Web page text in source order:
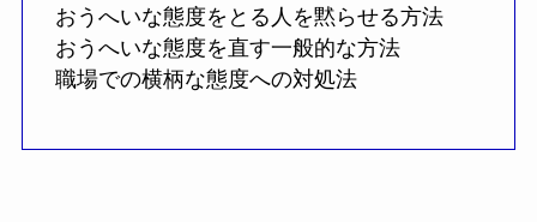
おうへいな態度をとる人を黙らせる方法
おうへいな態度を直す一般的な方法
職場での横柄な態度への対処法